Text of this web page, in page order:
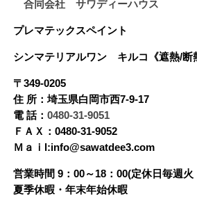
合同会社 サワディーハウス
プレマテックスペイント
シンマテリアルワン キルコ《遮熱/断
〒349-0205
住 所：埼玉県白岡市西7-9-17
電 話： 0480-31-9051
ＦＡＸ：0480-31-9052
Ｍａｉl:info@sawatdee3.com
営業時間 9：00～18：00(定休日毎週火
夏季休暇・年末年始休暇